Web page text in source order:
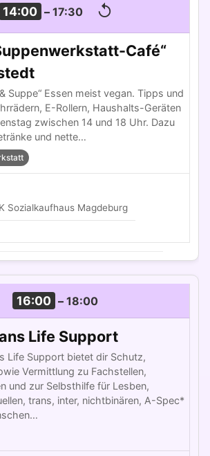
14:00 – 17:30 ↺
Café“
Suppe“ Essen meist vegan. Tipps und
E-Rollern, Haushalts-Geräten
zwischen 14 und 18 Uhr. Dazu
und nette…
Sozialkaufhaus Magdeburg
16:00 – 18:00
Life Support
Life Support bietet dir Schutz,
Vermittlung zu Fachstellen,
und zur Selbsthilfe für Lesben,
trans, inter, nichtbinären, A-Spec*